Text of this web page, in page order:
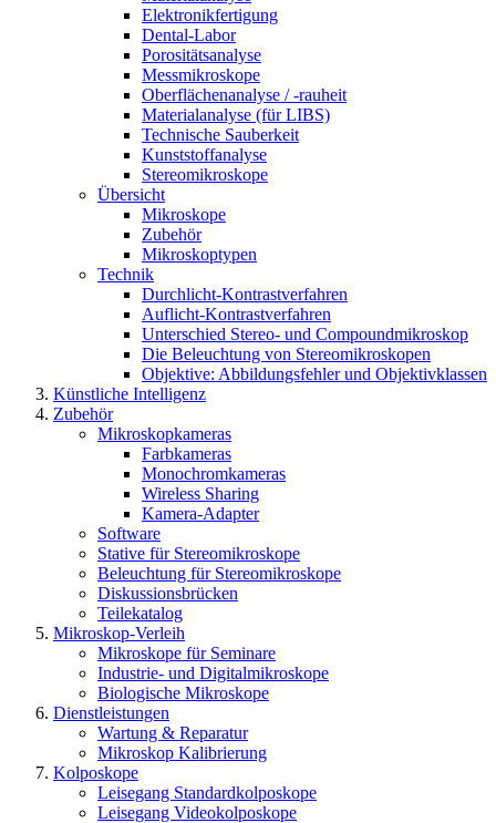
Elektronikfertigung
Dental-Labor
Porositätsanalyse
Messmikroskope
Oberflächenanalyse / -rauheit
Materialanalyse (für LIBS)
Technische Sauberkeit
Kunststoffanalyse
Stereomikroskope
Übersicht
Mikroskope
Zubehör
Mikroskoptypen
Technik
Durchlicht-Kontrastverfahren
Auflicht-Kontrastverfahren
Unterschied Stereo- und Compoundmikroskop
Die Beleuchtung von Stereomikroskopen
Objektive: Abbildungsfehler und Objektivklassen
Künstliche Intelligenz
Zubehör
Mikroskopkameras
Farbkameras
Monochromkameras
Wireless Sharing
Kamera-Adapter
Software
Stative für Stereomikroskope
Beleuchtung für Stereomikroskope
Diskussionsbrücken
Teilekatalog
Mikroskop-Verleih
Mikroskope für Seminare
Industrie- und Digitalmikroskope
Biologische Mikroskope
Dienstleistungen
Wartung & Reparatur
Mikroskop Kalibrierung
Kolposkope
Leisegang Standardkolposkope
Leisegang Videokolposkope